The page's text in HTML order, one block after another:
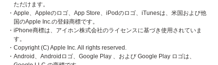
ただけます。
・Apple、Appleのロゴ、App Store、iPodのロゴ、iTunesは、米国および他
国のApple Inc.の登録商標です。
・iPhone商標は、アイホン株式会社のライセンスに基づき使用されていま
す。
・Copyright (C) Apple Inc. All rights reserved.
・Android、Androidロゴ、Google Play 、および Google Play ロゴは、